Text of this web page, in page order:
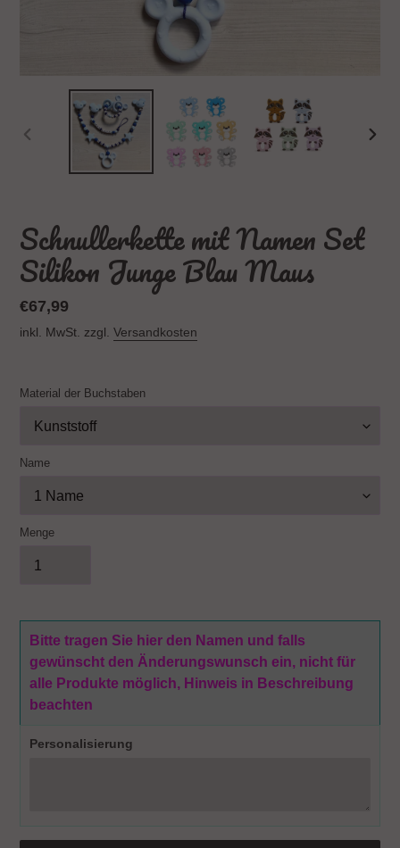
VORHERIGER
SCHIEBER
Schnullerkette mit Namen Set
Silikon Junge Blau Maus
Normaler
Preis
€67,99
inkl. MwSt. zzgl. Versandkosten
Material der Buchstaben
Name
Menge
Bitte tragen Sie hier den Namen und falls
gewünscht den Änderungswunsch ein, nicht für
alle Produkte möglich, Hinweis in Beschreibung
beachten
Personalisierung